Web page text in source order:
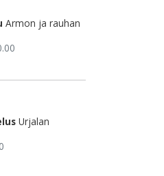
Armon ja rauhan
Urjalan